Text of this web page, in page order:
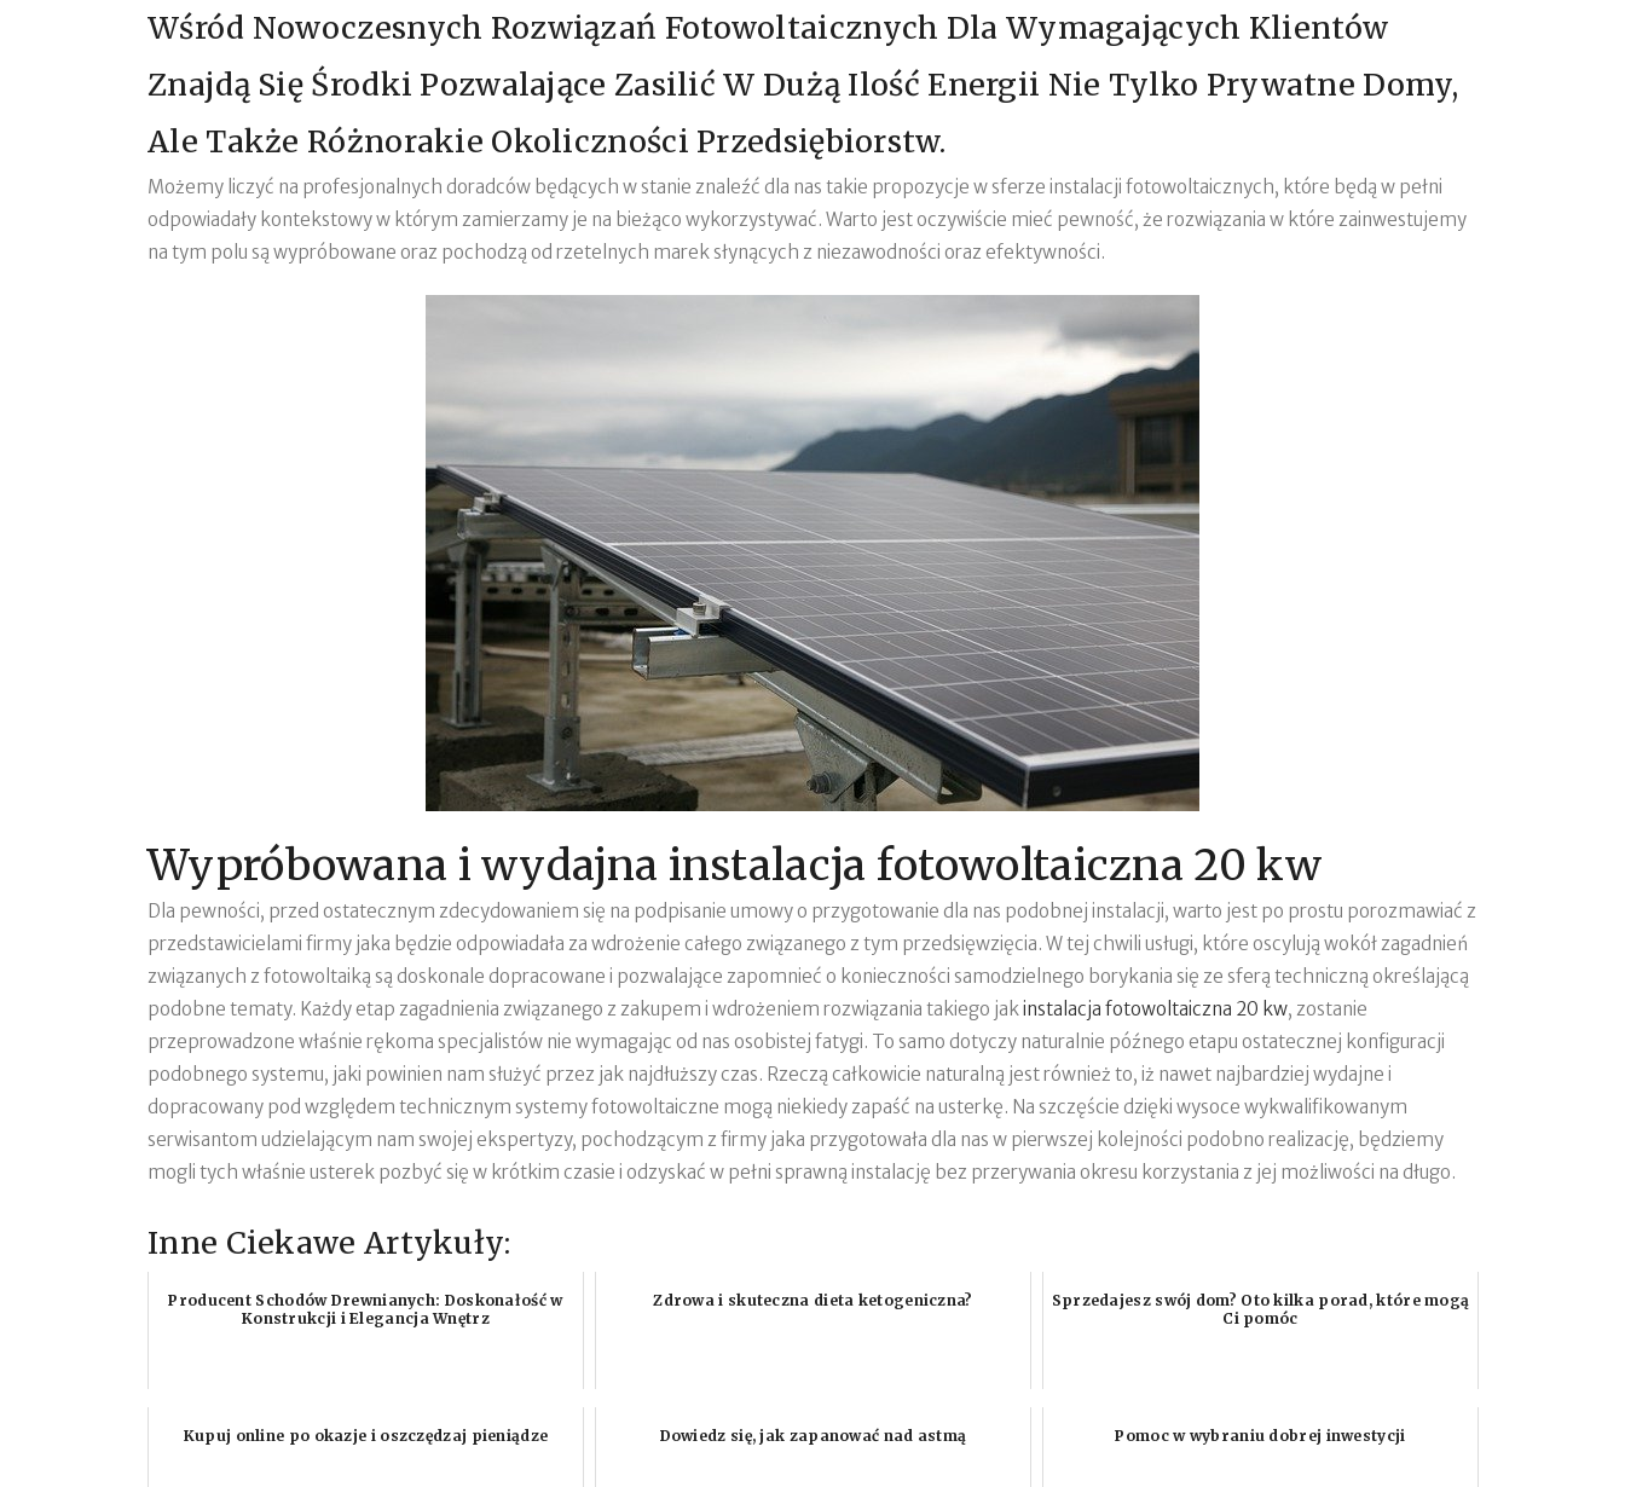
Wśród Nowoczesnych Rozwiązań Fotowoltaicznych Dla Wymagających Klientów
Znajdą Się Środki Pozwalające Zasilić W Dużą Ilość Energii Nie Tylko Prywatne Domy,
Ale Także Różnorakie Okoliczności Przedsiębiorstw.
Możemy liczyć na profesjonalnych doradców będących w stanie znaleźć dla nas takie propozycje w sferze instalacji fotowoltaicznych, które będą w pełni
odpowiadały kontekstowy w którym zamierzamy je na bieżąco wykorzystywać. Warto jest oczywiście mieć pewność, że rozwiązania w które zainwestujemy
na tym polu są wypróbowane oraz pochodzą od rzetelnych marek słynących z niezawodności oraz efektywności.
Wypróbowana i wydajna instalacja fotowoltaiczna 20 kw
Dla pewności, przed ostatecznym zdecydowaniem się na podpisanie umowy o przygotowanie dla nas podobnej instalacji, warto jest po prostu porozmawiać z
przedstawicielami firmy jaka będzie odpowiadała za wdrożenie całego związanego z tym przedsięwzięcia. W tej chwili usługi, które oscylują wokół zagadnień
związanych z fotowoltaiką są doskonale dopracowane i pozwalające zapomnieć o konieczności samodzielnego borykania się ze sferą techniczną określającą
podobne tematy. Każdy etap zagadnienia związanego z zakupem i wdrożeniem rozwiązania takiego jakinstalacja fotowoltaiczna 20 kw, zostanie
przeprowadzone właśnie rękoma specjalistów nie wymagając od nas osobistej fatygi. To samo dotyczy naturalnie późnego etapu ostatecznej konfiguracji
podobnego systemu, jaki powinien nam służyć przez jak najdłuższy czas. Rzeczą całkowicie naturalną jest również to, iż nawet najbardziej wydajne i
dopracowany pod względem technicznym systemy fotowoltaiczne mogą niekiedy zapaść na usterkę. Na szczęście dzięki wysoce wykwalifikowanym
serwisantom udzielającym nam swojej ekspertyzy, pochodzącym z firmy jaka przygotowała dla nas w pierwszej kolejności podobno realizację, będziemy
mogli tych właśnie usterek pozbyć się w krótkim czasie i odzyskać w pełni sprawną instalację bez przerywania okresu korzystania z jej możliwości na długo.
Inne Ciekawe Artykuły:
Producent Schodów Drewnianych: Doskonałość w
Konstrukcji i Elegancja Wnętrz
Zdrowa i skuteczna dieta ketogeniczna?
Sprzedajesz swój dom? Oto kilka porad, które mogą
Ci pomóc
Kupuj online po okazje i oszczędzaj pieniądze Dowiedz się, jak zapanować nad astmą Pomoc w wybraniu dobrej inwestycji